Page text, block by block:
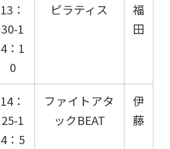
13：
30-1
4：1
0
ピラティス
福
田
14：
25-1
4：5
ファイトアタ
ックBEAT
伊
藤